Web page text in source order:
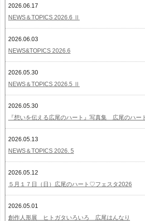
2026.06.17
NEWS＆TOPICS 2026.6 Ⅱ
2026.06.03
NEWS&TOPICS 2026.6
2026.05.30
NEWS＆TOPICS 2026.5 Ⅱ
2026.05.30
『想いを伝える広尾のハート』写真集 広尾のハ
2026.05.13
NEWS＆TOPICS 2026. 5
2026.05.12
５月１７日（日）広尾のハート♡フェスタ2026
2026.05.01
創作人形展 ヒトガタいろいろ 広尾はんなり